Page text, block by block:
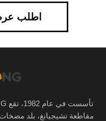
اطلب
مقاطعة تشيجيانغ، بلد